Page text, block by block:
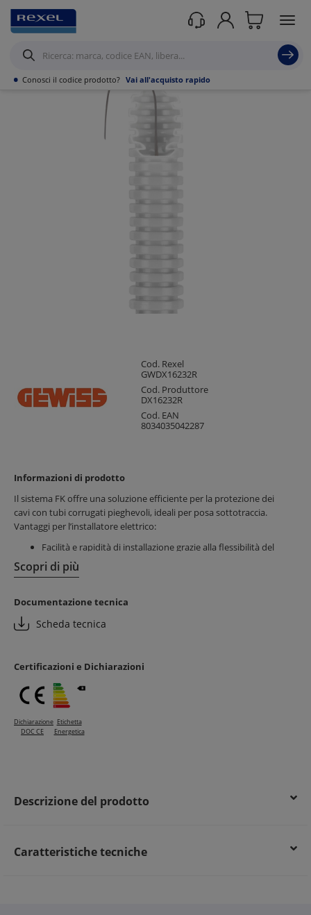
• Conosci il codice prodotto? Vai all'acquisto rapido
Prodotti /Canalizzazioni Tubo PVC,Metallo,Guaine e Accessori /Tubi
corrugati/
Cod. Rexel
GWDX16232R
Cod. Produttore
DX16232R
Cod. EAN
8034035042287
Informazioni di prodotto
Il sistema FK offre una soluzione efficiente per la protezione dei
cavi con tubi corrugati pieghevoli, ideali per posa sottotraccia.
Vantaggi per l’installatore elettrico:
Facilità e rapidità di installazione grazie alla flessibilità del
tubo
Materiali resistenti che garantiscono durabilità e protezione
Vantaggi per il cliente finale:
Elevata protezione dei cavi da agenti atmosferici e raggi UV
Maggiore durata dell’impianto elettrico nel tempo
Scopri di più
Documentazione tecnica
Scheda tecnica
Certificazioni e Dichiarazioni
Dichiarazione
DOC CE
Etichetta
Energetica
Descrizione del prodotto
Caratteristiche tecniche